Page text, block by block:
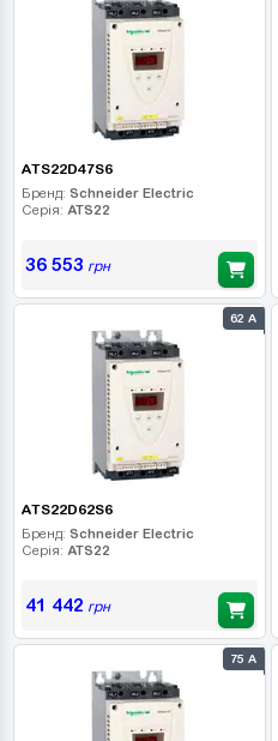
ATS22D47S6
Бренд: Schneider Electric
Серія: ATS22
36 553 грн
62 А
ATS22D62S6
Бренд: Schneider Electric
Серія: ATS22
41 442 грн
75 А